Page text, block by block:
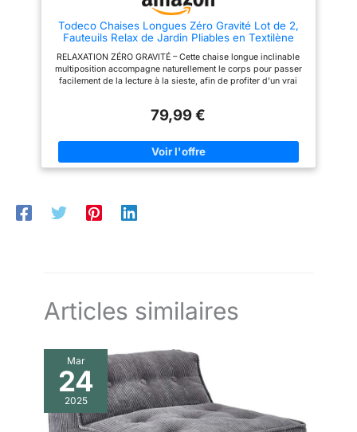
Charge max. recommandée :
120kg - Convient pour des
de moins de 185 cm
Todeco Chaises Longues Zéro Gravité Lot de 2,
Fauteuils Relax de Jardin Pliables en Textilène
Respirant avec Repose-Tête, Dossier Inclinable
Multiposition, Bain de Soleil Terrasse Balcon
Piscine, Vert
RELAXATION ZÉRO GRAVITÉ – Cette chaise longue inclinable
multiposition accompagne naturellement le corps pour passer
facilement de la lecture à la sieste, afin de profiter d’un vrai
respirant favorise la circulation de l’air tandis que le repose-
longtemps avec une sensation de confort même par temps
chaud. STABILITÉ QUI RASSURE – La structure en acier, les
patins antidérapants et la charge maximale de 100 kg offrent
relax pliable se replie en un instant pour un transport pratique
et un rangement peu encombrant, afin de garder votre espace
79,99 €
Articles similaires
Mar
24
2025